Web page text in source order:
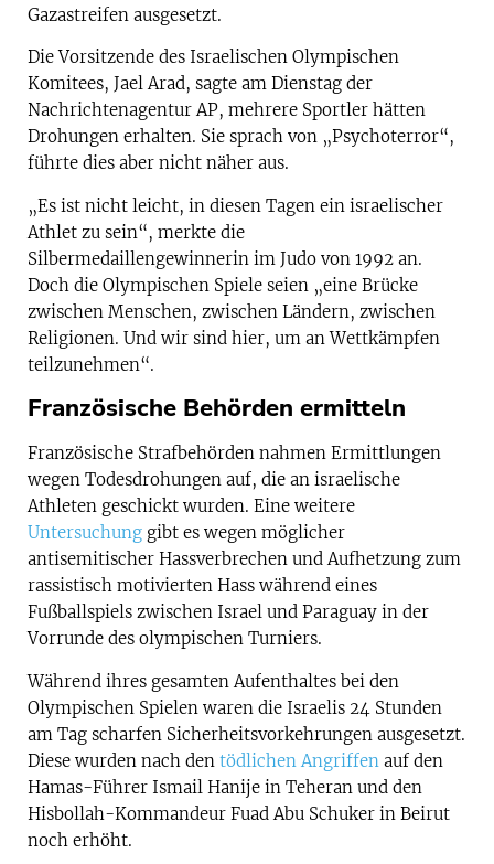
Gazastreifen ausgesetzt.
Die Vorsitzende des Israelischen Olympischen
Komitees, Jael Arad, sagte am Dienstag der
Nachrichtenagentur AP, mehrere Sportler hätten
Drohungen erhalten. Sie sprach von „Psychoterror“,
führte dies aber nicht näher aus.
„Es ist nicht leicht, in diesen Tagen ein israelischer
Athlet zu sein“, merkte die
Silbermedaillengewinnerin im Judo von 1992 an.
Doch die Olympischen Spiele seien „eine Brücke
zwischen Menschen, zwischen Ländern, zwischen
Religionen. Und wir sind hier, um an Wettkämpfen
teilzunehmen“.
Französische Behörden ermitteln
Französische Strafbehörden nahmen Ermittlungen
wegen Todesdrohungen auf, die an israelische
Athleten geschickt wurden. Eine weitere
Untersuchung gibt es wegen möglicher
antisemitischer Hassverbrechen und Aufhetzung zum
rassistisch motivierten Hass während eines
Fußballspiels zwischen Israel und Paraguay in der
Vorrunde des olympischen Turniers.
Während ihres gesamten Aufenthaltes bei den
Olympischen Spielen waren die Israelis 24 Stunden
am Tag scharfen Sicherheitsvorkehrungen ausgesetzt.
Diese wurden nach den tödlichen Angriffen auf den
Hamas-Führer Ismail Hanije in Teheran und den
Hisbollah-Kommandeur Fuad Abu Schuker in Beirut
noch erhöht.